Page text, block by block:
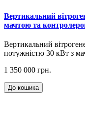
Вертикальний
мачтою та
Вертикальний
потужністю 30 кВт з
1 350 000 грн.
До кошика